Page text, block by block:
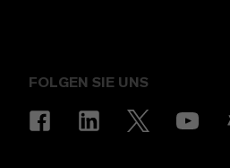
FOLGEN SIE UNS